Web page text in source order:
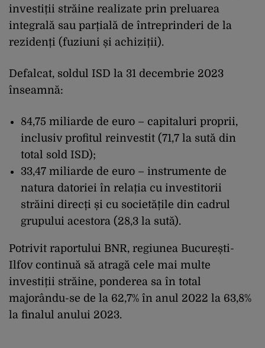
investiții străine realizate prin preluarea
integrală sau parțială de întreprinderi de la
rezidenți (fuziuni și achiziții).
Defalcat, soldul ISD la 31 decembrie 2023
înseamnă:
84,75 miliarde de euro – capitaluri proprii,
inclusiv profitul reinvestit (71,7 la sută din
total sold ISD);
33,47 miliarde de euro – instrumente de
natura datoriei în relația cu investitorii
străini direcți și cu societățile din cadrul
grupului acestora (28,3 la sută).
Potrivit raportului BNR, regiunea București-
Ilfov continuă să atragă cele mai multe
investiții străine, ponderea sa în total
majorându-se de la 62,7% în anul 2022 la 63,8%
la finalul anului 2023.